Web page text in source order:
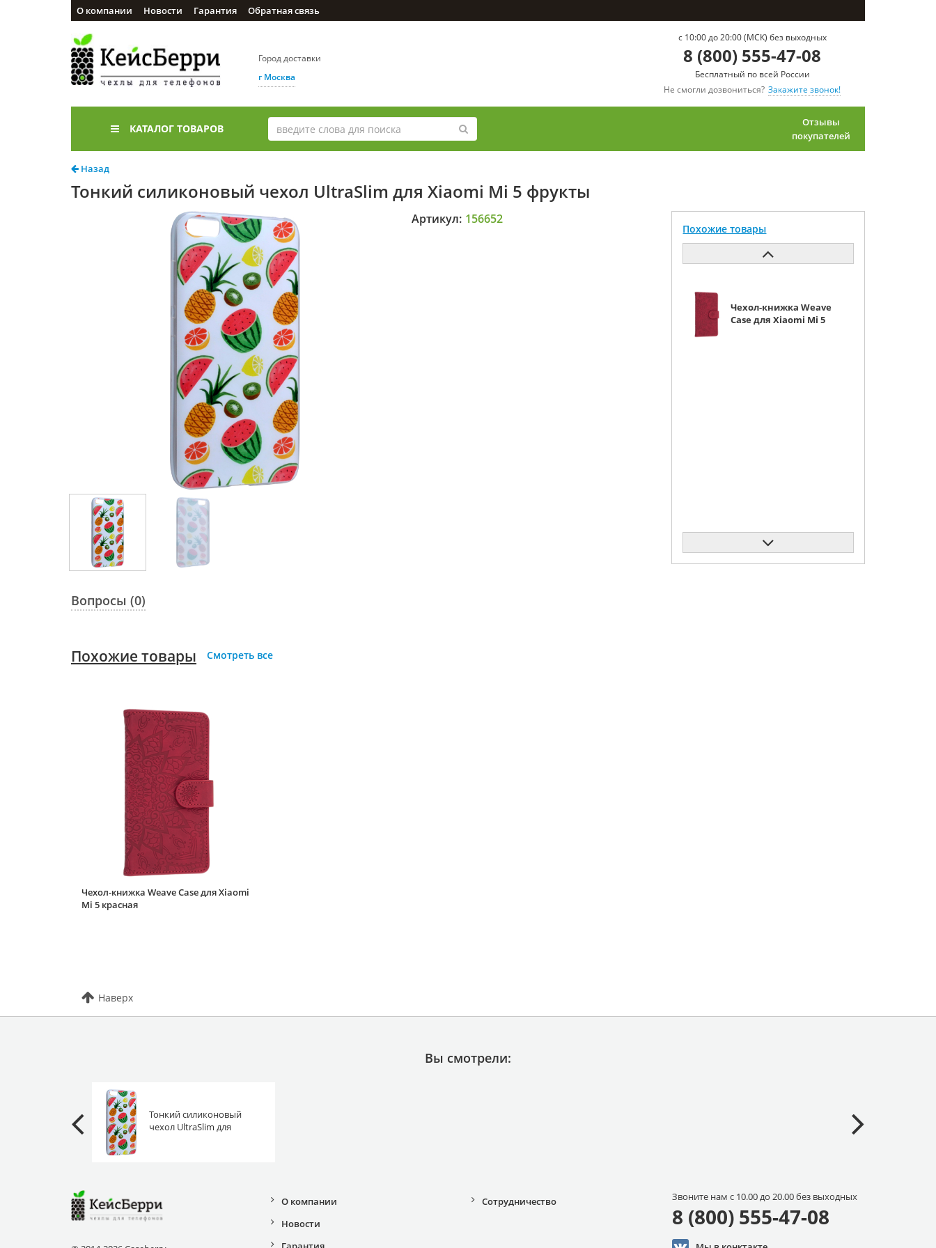
О компании Новости Гарантия Обратная связь
Город доставки
г Москва
c 10:00 до 20:00 (МСК) без выходных
8 (800) 555-47-08
Бесплатный по всей России
Не смогли дозвониться? Закажите звонок!
КАТАЛОГ ТОВАРОВ
Отзывы
покупателей
Назад
Тонкий силиконовый чехол UltraSlim для Xiaomi Mi 5 фрукты
Артикул: 156652
Похожие товары
Чехол-книжка Weave
Case для Xiaomi Mi 5
Вопросы (0)
Похожие товары Смотреть все
Чехол-книжка Weave Case для Xiaomi
Mi 5 красная
Наверх
Вы смотрели:
Тонкий силиконовый
чехол UltraSlim для
О компании
Новости
Сотрудничество Звоните нам с 10.00 до 20.00 без выходных
8 (800) 555-47-08